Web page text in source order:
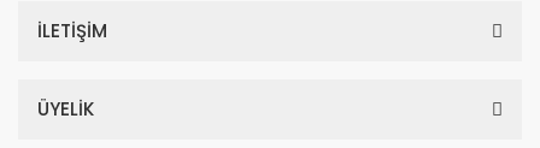
İLETİŞİM
ÜYELİK